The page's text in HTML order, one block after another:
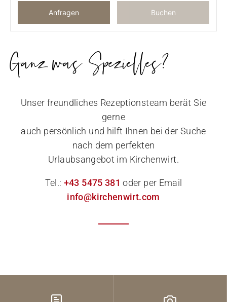
Anfragen Buchen
Ganz was Spezielles?
Unser freundliches Rezeptionsteam berät Sie
gerne
auch persönlich und hilft Ihnen bei der Suche
nach dem perfekten
Urlaubsangebot im Kirchenwirt.
Tel.: +43 5475 381 oder per Email
info@kirchenwirt.com